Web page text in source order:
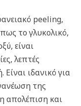
peeling,
το γλυκολικό,
είναι
λεπτές
ιδανικό για
της
απολέπιση και